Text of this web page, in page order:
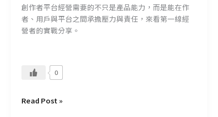
創作者平台經營需要的不只是產品能力，而是能在作
者、用戶與平台之間承擔壓力與責任，來看第一線經
營者的實戰分享。
0
共
同
成
Read Post »